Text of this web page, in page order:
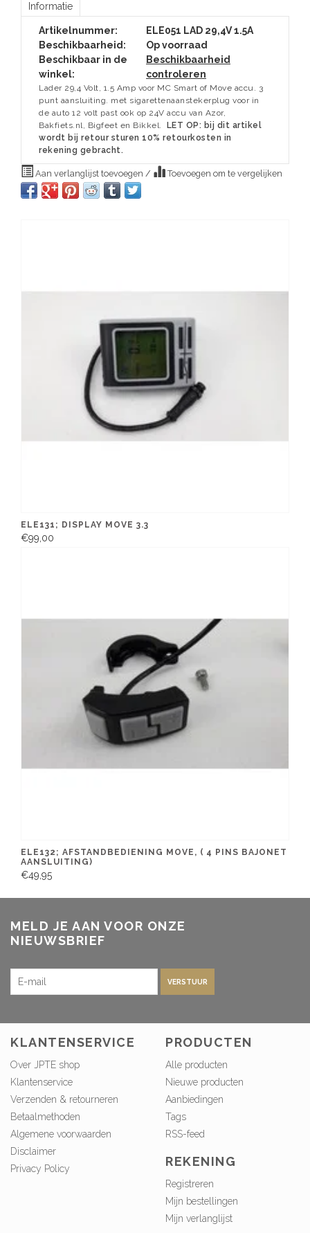
Informatie
Artikelnummer:
ELE051 LAD 29,4V 1.5A
Beschikbaarheid:
Op voorraad
Beschikbaar in de
winkel:
Beschikbaarheid
controleren
Lader 29,4 Volt, 1.5 Amp voor MC Smart of Move accu. 3
punt aansluiting. met sigarettenaanstekerplug voor in
de auto 12 volt past ook op 24V accu van Azor,
Bakfiets.nl, Bigfeet en Bikkel.
LET OP: bij dit artikel
wordt bij retour sturen 10% retourkosten in
rekening gebracht.
Aan verlanglijst toevoegen / Toevoegen om te vergelijken
ELE131; DISPLAY MOVE 3.3
€99,00
ELE132; AFSTANDBEDIENING MOVE, ( 4 PINS BAJONET
AANSLUITING)
€49,95
MELD JE AAN VOOR ONZE
NIEUWSBRIEF
VERSTUUR
KLANTENSERVICE
Over JPTE shop
Klantenservice
Verzenden & retourneren
Betaalmethoden
Algemene voorwaarden
Disclaimer
Privacy Policy
PRODUCTEN
Alle producten
Nieuwe producten
Aanbiedingen
Tags
RSS-feed
REKENING
Registreren
Mijn bestellingen
Mijn verlanglijst